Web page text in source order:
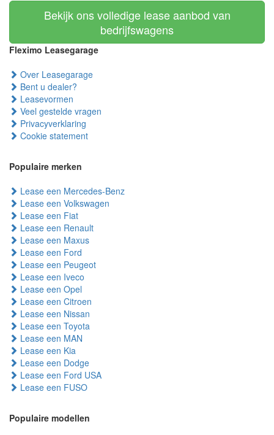
Bekijk ons volledige lease aanbod van
bedrijfswagens
Fleximo Leasegarage
Over Leasegarage
Bent u dealer?
Leasevormen
Veel gestelde vragen
Privacyverklaring
Cookie statement
Populaire merken
Lease een Mercedes-Benz
Lease een Volkswagen
Lease een Fiat
Lease een Renault
Lease een Maxus
Lease een Ford
Lease een Peugeot
Lease een Iveco
Lease een Opel
Lease een Citroen
Lease een Nissan
Lease een Toyota
Lease een MAN
Lease een Kia
Lease een Dodge
Lease een Ford USA
Lease een FUSO
Populaire modellen